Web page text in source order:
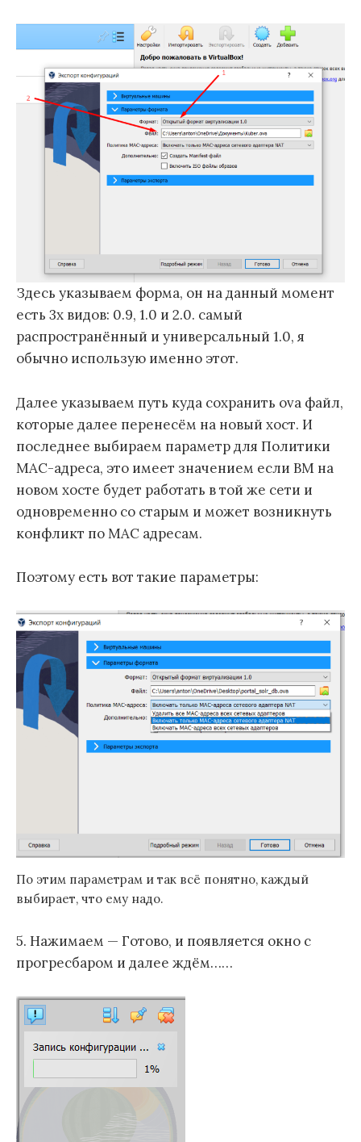
Здесь указываем форма, он на данный момент
есть 3х видов: 0.9, 1.0 и 2.0. самый
распространённый и универсальный 1.0, я
обычно использую именно этот.
Далее указываем путь куда сохранить ova файл,
которые далее перенесём на новый хост. И
последнее выбираем параметр для Политики
MAC-адреса, это имеет значением если ВМ на
новом хосте будет работать в той же сети и
одновременно со старым и может возникнуть
конфликт по MAC адресам.
Поэтому есть вот такие параметры:
По этим параметрам и так всё понятно, каждый
выбирает, что ему надо.
5. Нажимаем — Готово, и появляется окно с
прогресбаром и далее ждём……